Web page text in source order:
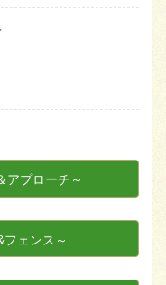
プローチ～
ェンス～